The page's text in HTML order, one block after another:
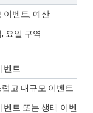
이벤트, 예산
요일 구역
벤트
럽고 대규모 이벤트
벤트 또는 생태 이벤트